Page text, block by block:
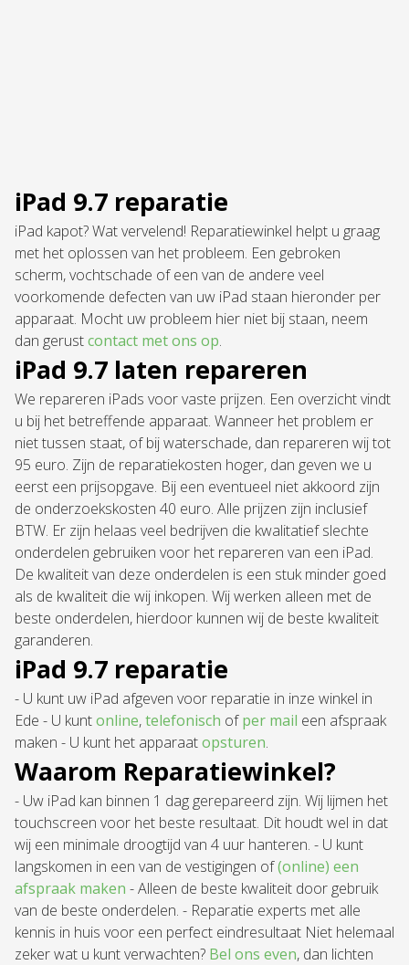
iPad 9.7 reparatie
iPad kapot? Wat vervelend! Reparatiewinkel helpt u graag
met het oplossen van het probleem. Een gebroken
scherm, vochtschade of een van de andere veel
voorkomende defecten van uw iPad staan hieronder per
apparaat. Mocht uw probleem hier niet bij staan, neem
dan gerustcontact met ons op.
iPad 9.7 laten repareren
We repareren iPads voor vaste prijzen. Een overzicht vindt
u bij het betreffende apparaat. Wanneer het problem er
niet tussen staat, of bij waterschade, dan repareren wij tot
95 euro. Zijn de reparatiekosten hoger, dan geven we u
eerst een prijsopgave. Bij een eventueel niet akkoord zijn
de onderzoekskosten 40 euro. Alle prijzen zijn inclusief
BTW. Er zijn helaas veel bedrijven die kwalitatief slechte
onderdelen gebruiken voor het repareren van een iPad.
De kwaliteit van deze onderdelen is een stuk minder goed
als de kwaliteit die wij inkopen. Wij werken alleen met de
beste onderdelen, hierdoor kunnen wij de beste kwaliteit
garanderen.
iPad 9.7 reparatie
- U kunt uw iPad afgeven voor reparatie in inze winkel in
Ede - U kuntonline,telefonisch ofper mail een afspraak
maken - U kunt het apparaatopsturen.
Waarom Reparatiewinkel?
- Uw iPad kan binnen 1 dag gerepareerd zijn. Wij lijmen het
touchscreen voor het beste resultaat. Dit houdt wel in dat
wij een minimale droogtijd van 4 uur hanteren. - U kunt
langskomen in een van de vestigingen of(online) een
afspraak maken - Alleen de beste kwaliteit door gebruik
van de beste onderdelen. - Reparatie experts met alle
kennis in huis voor een perfect eindresultaat Niet helemaal
zeker wat u kunt verwachten? Bel ons even, dan lichten